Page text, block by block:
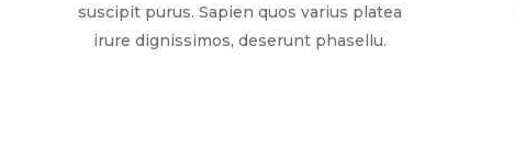
suscipit purus. Sapien quos varius platea
irure dignissimos, deserunt phasellu.